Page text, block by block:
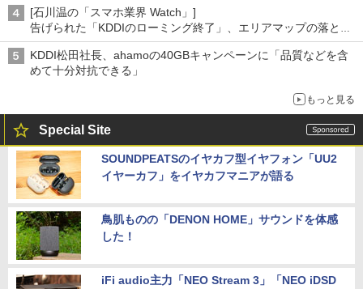
[石川温の「スマホ業界 Watch」]
告げられた「KDDIのローミング終了」、エリアマップの落とし
穴と楽天モバイルの課題
KDDI松田社長、ahamoの40GBキャンペーンに「品質などを含
めて十分対抗できる」
もっと見る
Special Site
SOUNDPEATSのイヤカフ型イヤフォン「UU2
イヤーカフ」をイヤカフマニアが語る
鳥肌ものの「DENON HOME」サウンドを体感
した！
iFi audio主力「NEO Stream 3」「NEO iDSD